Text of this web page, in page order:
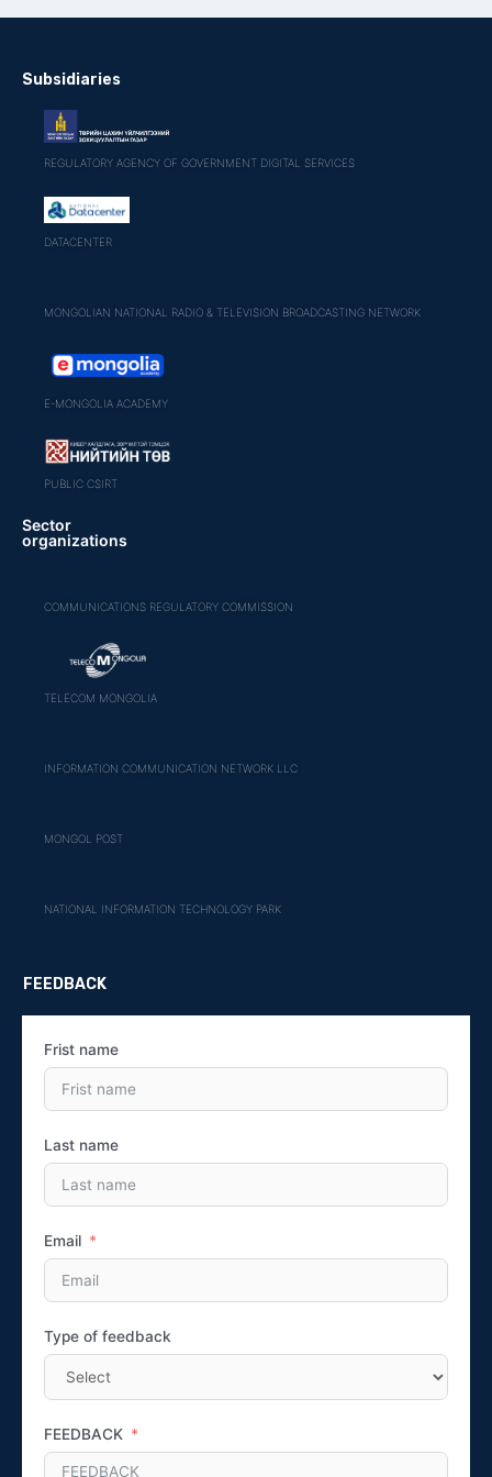
Subsidiaries
REGULATORY AGENCY OF GOVERNMENT DIGITAL SERVICES
DATACENTER
MONGOLIAN NATIONAL RADIO & TELEVISION BROADCASTING NETWORK
E-MONGOLIA ACADEMY
PUBLIC CSIRT
Sector
organizations
COMMUNICATIONS REGULATORY COMMISSION
TELECOM MONGOLIA
INFORMATION COMMUNICATION NETWORK LLC
MONGOL POST
NATIONAL INFORMATION TECHNOLOGY PARK
FEEDBACK
Frist name
Last name
Email
Type of feedback
FEEDBACK